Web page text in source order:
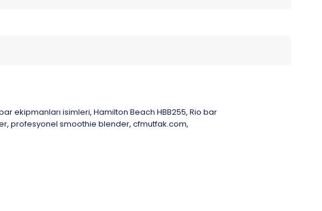
ekipmanları isimleri, Hamilton Beach HBB255, Rio bar
, profesyonel smoothie blender, cfmutfak.com,